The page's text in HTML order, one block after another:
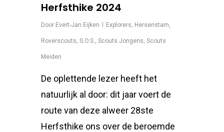
Herfsthike 2024
Door Evert-Jan Eijken Explorers, Hersenstam,
Roverscouts, S.O.S., Scouts Jongens, Scouts
Meiden
De oplettende lezer heeft het
natuurlijk al door: dit jaar voert de
route van deze alweer 28ste
Herfsthike ons over de beroemde